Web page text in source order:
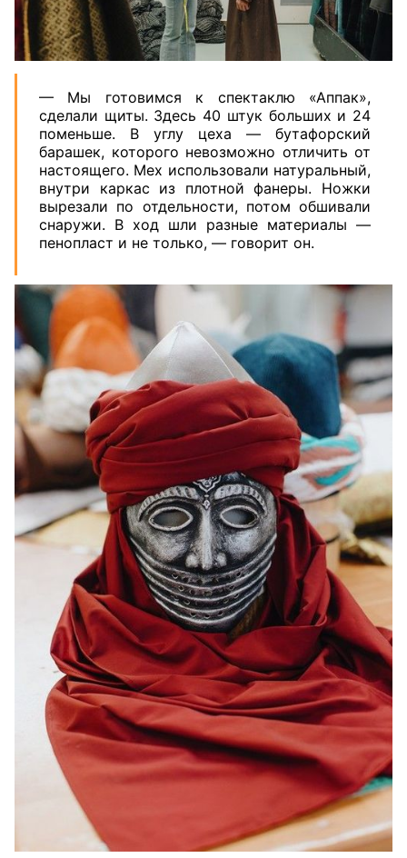
— Мы готовимся к спектаклю «Аппак»,
сделали щиты. Здесь 40 штук больших и 24
поменьше. В углу цеха — бутафорский
барашек, которого невозможно отличить от
настоящего. Мех использовали натуральный,
внутри каркас из плотной фанеры. Ножки
вырезали по отдельности, потом обшивали
снаружи. В ход шли разные материалы —
пенопласт и не только, — говорит он.